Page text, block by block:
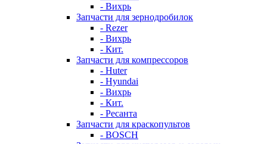
- Вихрь
Запчасти для зернодробилок
- Rezer
- Вихрь
- Кит.
Запчасти для компрессоров
- Huter
- Hyundai
- Вихрь
- Кит.
- Ресанта
Запчасти для краскопультов
- BOSCH